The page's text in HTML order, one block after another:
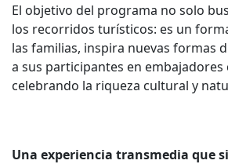
El objetivo del programa no solo
los recorridos turísticos: es un
las familias, inspira nuevas formas
a sus participantes en embajadores
celebrando la riqueza cultural y
Una experiencia transmedia que